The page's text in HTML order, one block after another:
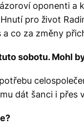
oponenti a
pro život
co za změny
sobotu. Mohl
dát šanci i přes